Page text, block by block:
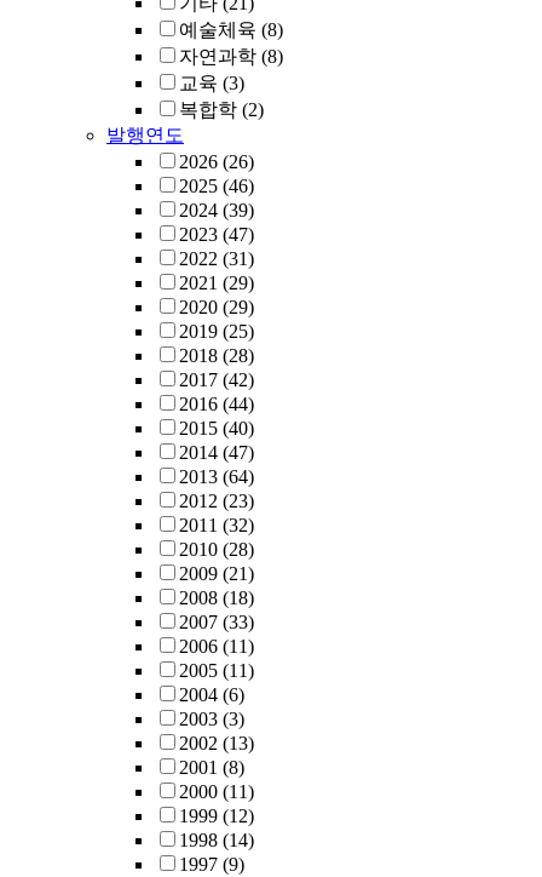
예술체육 (8)
자연과학 (8)
교육 (3)
복합학 (2)
발행연도
2026 (26)
2025 (46)
2024 (39)
2023 (47)
2022 (31)
2021 (29)
2020 (29)
2019 (25)
2018 (28)
2017 (42)
2016 (44)
2015 (40)
2014 (47)
2013 (64)
2012 (23)
2011 (32)
2010 (28)
2009 (21)
2008 (18)
2007 (33)
2006 (11)
2005 (11)
2004 (6)
2003 (3)
2002 (13)
2001 (8)
2000 (11)
1999 (12)
1998 (14)
1997 (9)